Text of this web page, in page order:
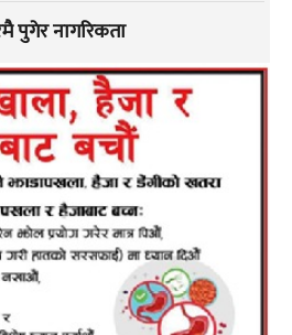
पुगेर नागरिकता